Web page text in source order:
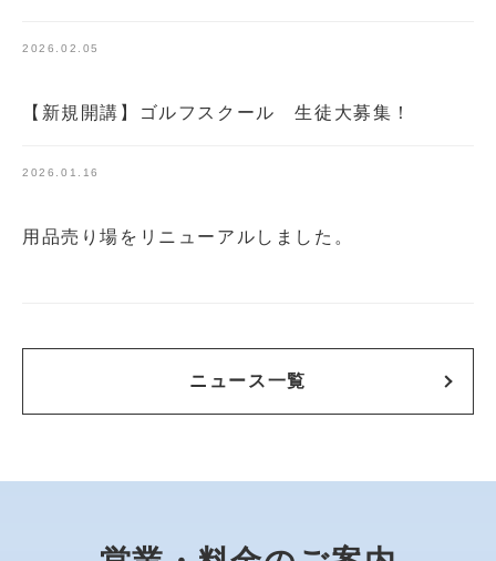
2026.02.05
【新規開講】ゴルフスクール 生徒大募集！
2026.01.16
用品売り場をリニューアルしました。
ニュース一覧